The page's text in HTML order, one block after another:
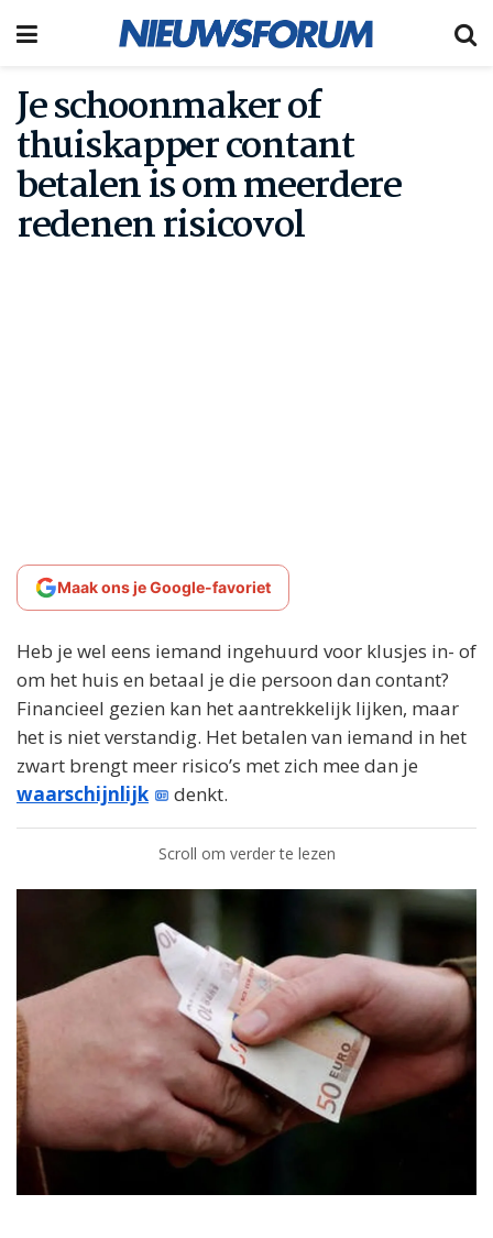
Je schoonmaker of
thuiskapper contant
betalen is om meerdere
redenen risicovol
Maak ons je Google-favoriet
Heb je wel eens iemand ingehuurd voor klusjes in- of
om het huis en betaal je die persoon dan contant?
Financieel gezien kan het aantrekkelijk lijken, maar
het is niet verstandig. Het betalen van iemand in het
zwart brengt meer risico’s met zich mee dan je
waarschijnlijk
denkt.
Scroll om verder te lezen